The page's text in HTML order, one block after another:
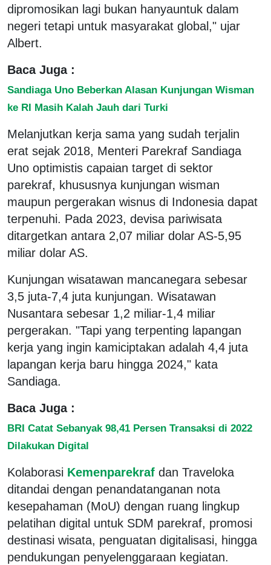
dipromosikan lagi bukan hanyauntuk dalam
negeri tetapi untuk masyarakat global," ujar
Albert.
Baca Juga :
Sandiaga Uno Beberkan Alasan Kunjungan Wisman
ke RI Masih Kalah Jauh dari Turki
Melanjutkan kerja sama yang sudah terjalin
erat sejak 2018, Menteri Parekraf Sandiaga
Uno optimistis capaian target di sektor
parekraf, khususnya kunjungan wisman
maupun pergerakan wisnus di Indonesia dapat
terpenuhi. Pada 2023, devisa pariwisata
ditargetkan antara 2,07 miliar dolar AS-5,95
miliar dolar AS.
Kunjungan wisatawan mancanegara sebesar
3,5 juta-7,4 juta kunjungan. Wisatawan
Nusantara sebesar 1,2 miliar-1,4 miliar
pergerakan. "Tapi yang terpenting lapangan
kerja yang ingin kamiciptakan adalah 4,4 juta
lapangan kerja baru hingga 2024," kata
Sandiaga.
Baca Juga :
BRI Catat Sebanyak 98,41 Persen Transaksi di 2022
Dilakukan Digital
Kolaborasi Kemenparekraf dan Traveloka
ditandai dengan penandatanganan nota
kesepahaman (MoU) dengan ruang lingkup
pelatihan digital untuk SDM parekraf, promosi
destinasi wisata, penguatan digitalisasi, hingga
pendukungan penyelenggaraan kegiatan.